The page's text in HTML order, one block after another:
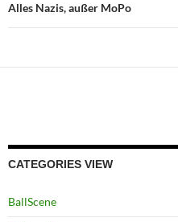
Alles Nazis, außer MoPo
CATEGORIES VIEW
BallScene